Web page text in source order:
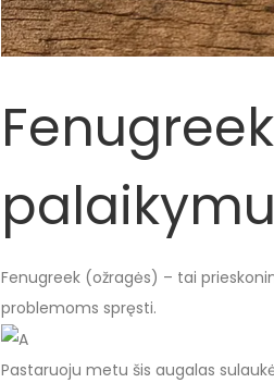
Fenugreek (ožragės) – tai
problemoms spręsti.
Pastaruoju metu šis augalas